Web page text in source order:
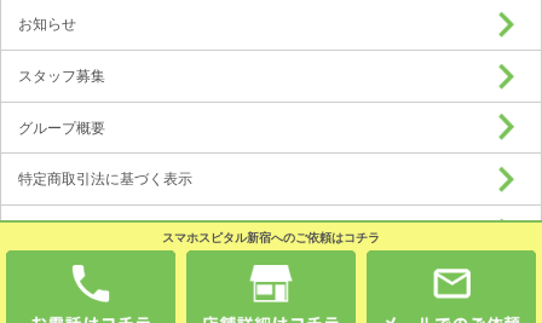
スマホスピタル新宿へのご依頼はコチラ
お知らせ
スタッフ募集
グループ概要
特定商取引法に基づく表示
加盟店募集